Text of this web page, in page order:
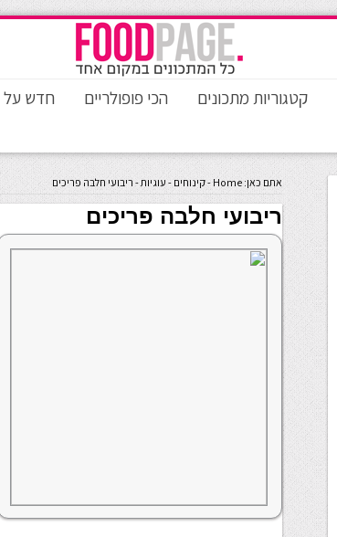
קטגוריות מתכונים הכי פופולריים חדש
אתם כאן: Home
-קינוחים - עוגיות- ריבועי חלבה פריכים
ריבועי חלבה פריכים